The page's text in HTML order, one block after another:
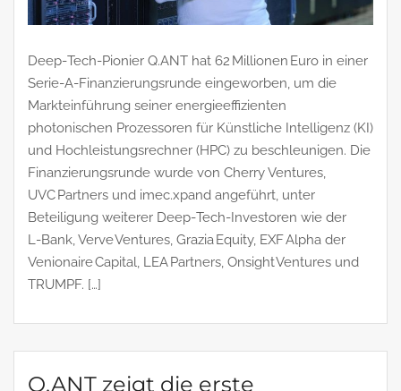
Deep‑Tech‑Pionier Q.ANT hat 62 Millionen Euro in einer
Serie‑A‑Finanzierungsrunde eingeworben, um die
Markteinführung seiner energieeffizienten
photonischen Prozessoren für Künstliche Intelligenz (KI)
und Hochleistungsrechner (HPC) zu beschleunigen. Die
Finanzierungsrunde wurde von Cherry Ventures,
UVC Partners und imec.xpand angeführt, unter
Beteiligung weiterer Deep‑Tech‑Investoren wie der
L‑Bank, Verve Ventures, Grazia Equity, EXF Alpha der
Venionaire Capital, LEA Partners, Onsight Ventures und
TRUMPF. […]
Q.ANT zeigt die erste